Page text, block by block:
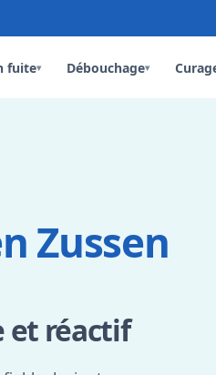
fuite▾ Débouchage▾
Zussen
et réactif